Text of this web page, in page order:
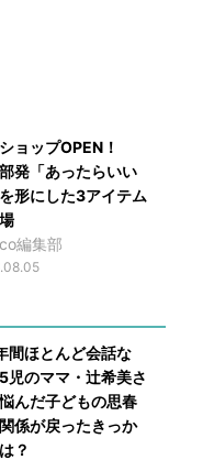
ョップOPEN！
発「あったらいい
形にした3アイテム
編集部
間ほとんど会話な
児のママ・辻希美さ
んだ子どもの思春
係が戻ったきっか
？